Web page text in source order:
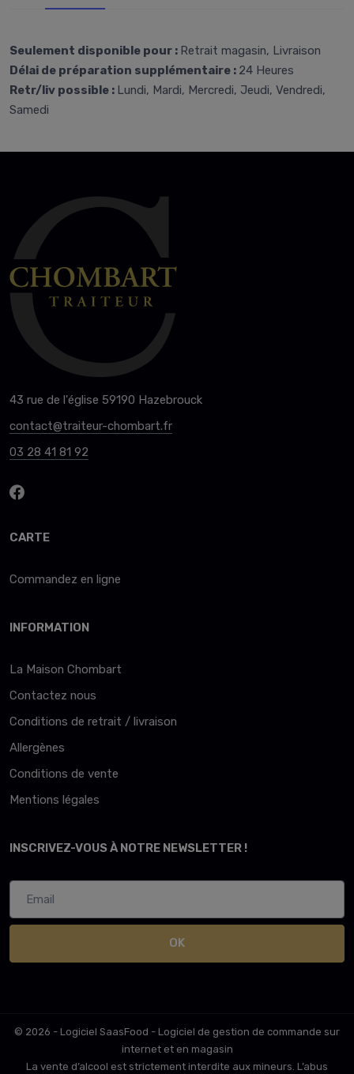
Seulement disponible pour : Retrait magasin, Livraison
Délai de préparation supplémentaire : 24 Heures
Retr/liv possible : Lundi, Mardi, Mercredi, Jeudi, Vendredi,
Samedi
43 rue de l'église 59190 Hazebrouck
contact@traiteur-chombart.fr
03 28 41 81 92
CARTE
Commandez en ligne
INFORMATION
La Maison Chombart
Contactez nous
Conditions de retrait / livraison
Allergènes
Conditions de vente
Mentions légales
INSCRIVEZ-VOUS À NOTRE NEWSLETTER !
OK
© 2026 - Logiciel SaasFood - Logiciel de gestion de commande sur
internet et en magasin
La vente d’alcool est strictement interdite aux mineurs. L’abus